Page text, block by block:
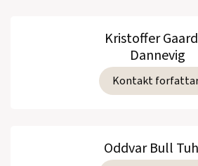
Kristoffer
Dannevig
Kontakt
Oddvar Bull